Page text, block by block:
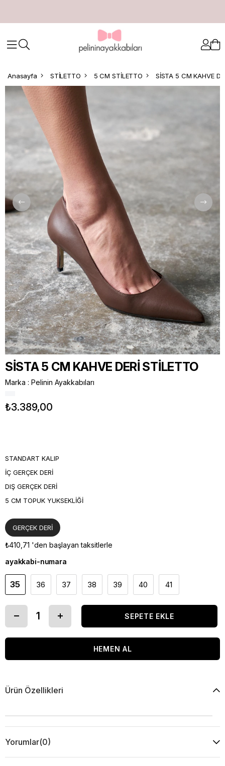
Anasayfa STİLETTO 5 CM STİLETTO SİSTA 5 CM KAHVE
SİSTA 5 CM KAHVE DERİ STİLETTO
Marka : Pelinin Ayakkabıları
₺3.389,00
STANDART KALIP
İÇ GERÇEK DERİ
DIŞ GERÇEK DERİ
5 CM TOPUK YUKSEKLİĞİ
GERÇEK DERİ
₺410,71 'den başlayan taksitlerle
ayakkabi-numara
35 36 37 38 39 40 41
Ürün Özellikleri
Yorumlar(0)